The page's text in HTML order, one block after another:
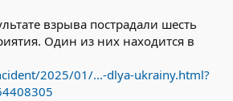
взрыва пострадали шесть
Один из них находится в
2025/01/...-dlya-ukrainy.html?